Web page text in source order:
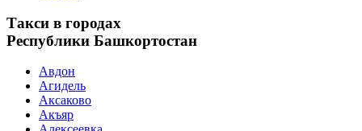
Такси в городах
Республики Башкортостан
Авдон
Агидель
Аксаково
Акъяр